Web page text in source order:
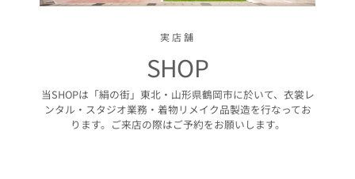
実店舗
SHOP
当SHOPは「絹の街」東北・山形県鶴岡市に於いて、衣裳レ
ンタル・スタジオ業務・着物リメイク品製造を行なってお
ります。ご来店の際はご予約をお願いします。